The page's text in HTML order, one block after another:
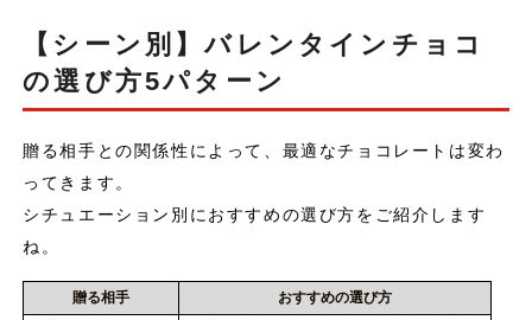
【シーン別】バレンタインチョコ
の選び方5パターン
贈る相手との関係性によって、最適なチョコレートは変わ
ってきます。
シチュエーション別におすすめの選び方をご紹介します
ね。
贈る相手
おすすめの選び方